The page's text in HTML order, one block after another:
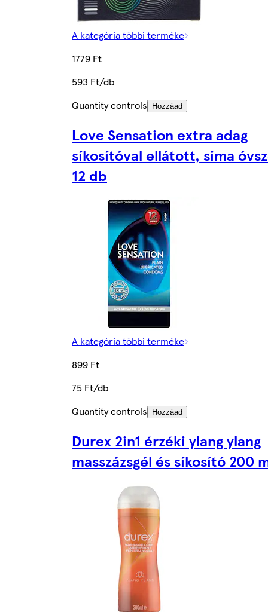
A kategória többi terméke
1779 Ft
593 Ft/db
Quantity controls
Hozzáad
Love Sensation extra adag
síkosítóval ellátott, sima
12 db
A kategória többi terméke
899 Ft
75 Ft/db
Quantity controls
Hozzáad
Durex 2in1 érzéki ylang ylang
masszázsgél és síkosító 200